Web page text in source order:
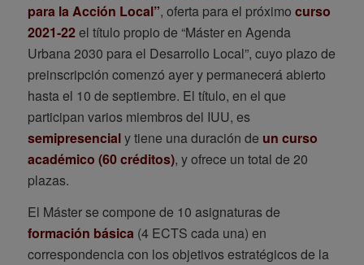
para la Acción Local”, oferta para el próximo curso
2021-22 el título propio de “Máster en Agenda
Urbana 2030 para el Desarrollo Local”, cuyo plazo de
preinscripción comenzó ayer y permanecerá abierto
hasta el 10 de septiembre. El título, en el que
participan varios miembros del IUU, es
semipresencialy tiene una duración de un curso
académico (60 créditos), y ofrece un total de 20
plazas.
El Máster se compone de 10 asignaturas de
formación básica (4 ECTS cada una) en
correspondencia con los objetivos estratégicos de la